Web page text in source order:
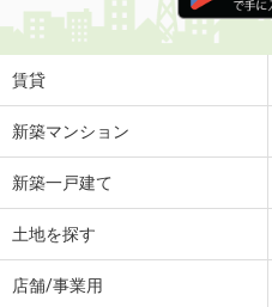
賃貸
新築マンション
新築一戸建て
土地を探す
店舗/事業用